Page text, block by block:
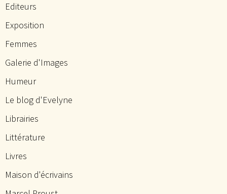
Editeurs
Exposition
Femmes
Galerie d'Images
Humeur
Le blog d'Evelyne
Librairies
Littérature
Livres
Maison d'écrivains